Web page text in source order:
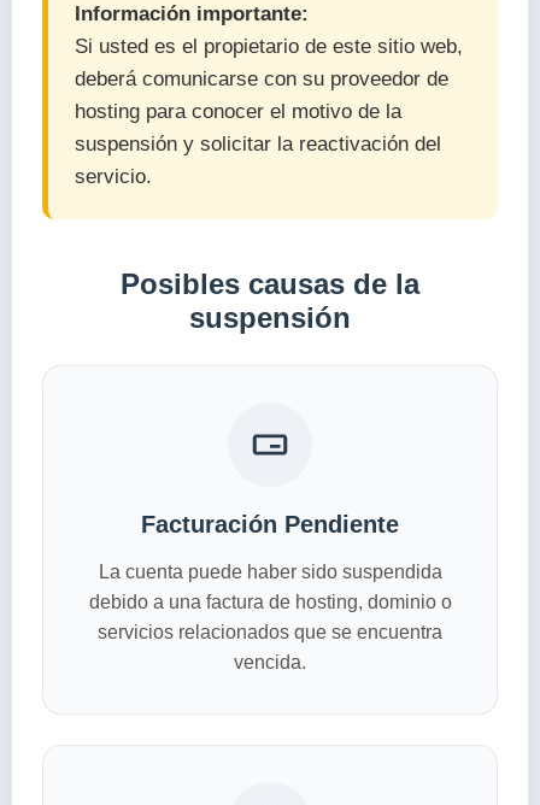
Información importante:
Si usted es el propietario de este sitio web,
deberá comunicarse con su proveedor de
hosting para conocer el motivo de la
suspensión y solicitar la reactivación del
servicio.
Posibles causas de la
suspensión
Facturación Pendiente
La cuenta puede haber sido suspendida
debido a una factura de hosting, dominio o
servicios relacionados que se encuentra
vencida.